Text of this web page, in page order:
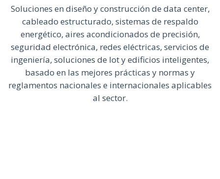
Soluciones en diseño y construcción de data center,
cableado estructurado, sistemas de respaldo
energético, aires acondicionados de precisión,
seguridad electrónica, redes eléctricas, servicios de
ingeniería, soluciones de Iot y edificios inteligentes,
basado en las mejores prácticas y normas y
reglamentos nacionales e internacionales aplicables
al sector.